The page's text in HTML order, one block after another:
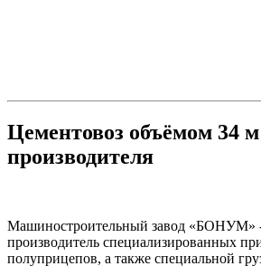
Цементовоз объёмом 34
производителя
Машиностроительный завод «БОНУМ»
производитель специализированных
полуприцепов, а также специальной